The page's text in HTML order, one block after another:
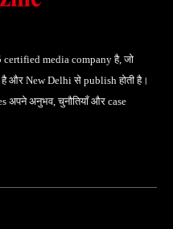
media company है, जो
और New Delhi से publish होती है।
अपने अनुभव, चुनौतियाँ और case